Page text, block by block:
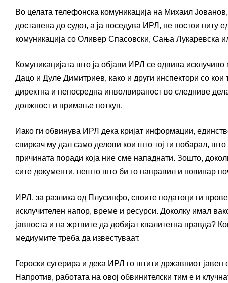
Во целата телефонска комуникација на Михаил
доставена до судот, а ја поседува ИРЛ, не постои ниту
комуникација со Оливер Спасовски, Сања Лукаревска
Комуникацијата што ја објави ИРЛ се одвива
Дацо и Дуле Димитриев, како и други инспектори со
директна и непосредна инволвираност во следниве
должност и примање поткуп.
Иако ги обвинува ИРЛ дека кријат информации,
свиркач му дал само делови кои што тој ги побарал,
причината поради која ние сме нападнати. Зошто,
сите документи, нешто што би го направил и новинар
ИРЛ, за разлика од Плусинфо, своите податоци ги
исклучителен напор, време и ресурси. Доколку имал
јавноста и на жртвите да добијат квалитетна правда?
медиумите треба да известуваат.
Героски сугерира и дека ИРЛ го штити државниот
Напротив, работата на овој обвинителски тим е и